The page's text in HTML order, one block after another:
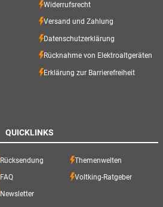
Widerrufsrecht
Versand und Zahlung
Datenschutzerklärung
Rücknahme von Elektroaltgeräten
Erklärung zur Barrierefreiheit
QUICKLINKS
Rücksendung Themenwelten
FAQ Voltking-Ratgeber
Newsletter